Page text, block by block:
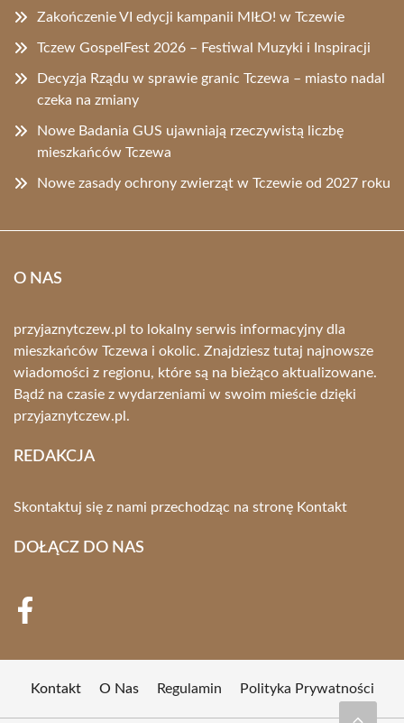
Zakończenie VI edycji kampanii MIŁO! w Tczewie
Tczew GospelFest 2026 – Festiwal Muzyki i Inspiracji
Decyzja Rządu w sprawie granic Tczewa – miasto nadal
czeka na zmiany
Nowe Badania GUS ujawniają rzeczywistą liczbę
mieszkańców Tczewa
Nowe zasady ochrony zwierząt w Tczewie od 2027 roku
O NAS
przyjaznytczew.pl to lokalny serwis informacyjny dla
mieszkańców Tczewa i okolic. Znajdziesz tutaj najnowsze
wiadomości z regionu, które są na bieżąco aktualizowane.
Bądź na czasie z wydarzeniami w swoim mieście dzięki
przyjaznytczew.pl.
REDAKCJA
Skontaktuj się z nami przechodząc na stronę Kontakt
DOŁĄCZ DO NAS
Kontakt O Nas Regulamin Polityka Prywatności